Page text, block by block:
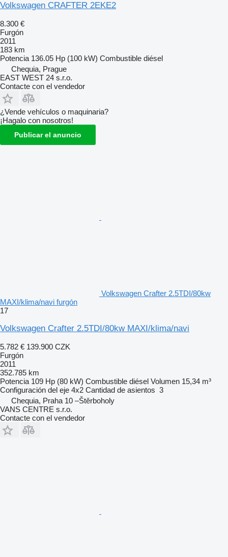
Volkswagen CRAFTER 2EKE2
8.300 €
Furgón
2011
183 km
Potencia 136.05 Hp (100 kW) Combustible diésel
Chequia, Prague
EAST WEST 24 s.r.o.
Contacte con el vendedor
¿Vende vehículos o maquinaria?
¡Hagalo con nosotros!
Publicar el anuncio
Volkswagen Crafter 2.5TDI/80kw
MAXI/klima/navi furgón
17
Volkswagen Crafter 2.5TDI/80kw MAXI/klima/navi
5.782 € 139.900 CZK
Furgón
2011
352.785 km
Potencia 109 Hp (80 kW) Combustible diésel Volumen 15,34 m³
Configuración del eje 4x2 Cantidad de asientos 3
Chequia, Praha 10 –Štěrboholy
VANS CENTRE s.r.o.
Contacte con el vendedor